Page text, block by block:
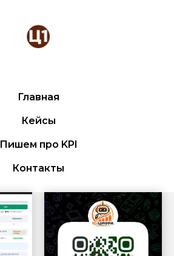
Главная
Кейсы
Пишем про KPI
Контакты